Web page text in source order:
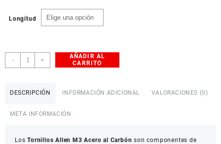
Longitud
-
Tornillos
Allen
cantidad
+
AÑADIR AL
CARRITO
DESCRIPCIÓN INFORMACIÓN ADICIONAL VALORACIONES (0)
META INFORMACIÓN
LosTornillos Allen M3 Acero al Carbón son componentes de